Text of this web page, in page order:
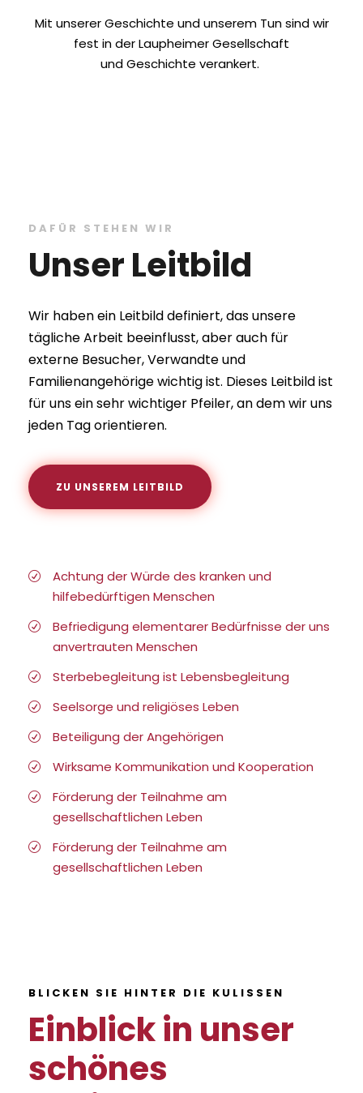
Mit unserer Geschichte und unserem Tun sind wir
fest in der Laupheimer Gesellschaft
und Geschichte verankert.
DAFÜR STEHEN WIR
Unser Leitbild
Wir haben ein Leitbild definiert, das unsere
tägliche Arbeit beeinflusst, aber auch für
externe Besucher, Verwandte und
Familienangehörige wichtig ist. Dieses Leitbild ist
für uns ein sehr wichtiger Pfeiler, an dem wir uns
jeden Tag orientieren.
ZU UNSEREM LEITBILD
Achtung der Würde des kranken und
hilfebedürftigen Menschen
Befriedigung elementarer Bedürfnisse der uns
anvertrauten Menschen
Sterbebegleitung ist Lebensbegleitung
Seelsorge und religiöses Leben
Beteiligung der Angehörigen
Wirksame Kommunikation und Kooperation
Förderung der Teilnahme am
gesellschaftlichen Leben
Förderung der Teilnahme am
gesellschaftlichen Leben
BLICKEN SIE HINTER DIE KULISSEN
Einblick in unser
schönes